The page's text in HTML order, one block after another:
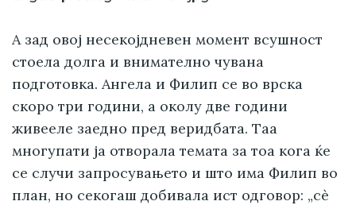
А зад овој несекојдневен момент всушност
стоела долга и внимателно чувана
подготовка. Ангела и Филип се во врска
скоро три години, а околу две години
живееле заедно пред веридбата. Таа
многупати ја отворала темата за тоа кога ќе
се случи запросувањето и што има Филип во
план, но секогаш добивала ист одговор: „сè